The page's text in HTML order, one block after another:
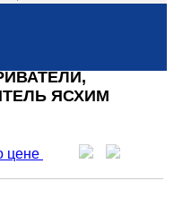
ЯСХИМ
цене